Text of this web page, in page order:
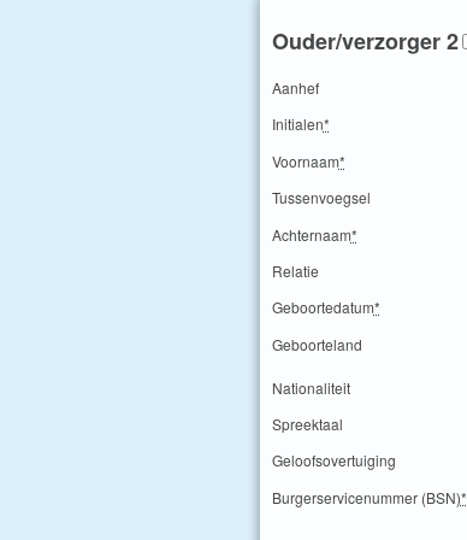
Ouder/verzorger 2
Aanhef
Initialen*
Voornaam*
Tussenvoegsel
Achternaam*
Relatie
Geboortedatum*
Geboorteland
Nationaliteit
Spreektaal
Geloofsovertuiging
Burgerservicenummer (BSN)*